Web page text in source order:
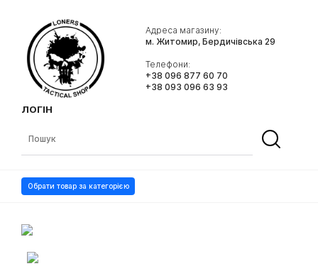
Адреса магазину:
м. Житомир, Бердичівська 29
Телефони:
+38 096 877 60 70
+38 093 096 63 93
ЛОГІН
Обрати товар за категорією